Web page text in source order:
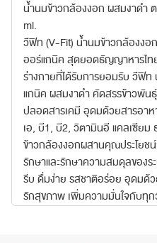
น้ำนมข้าวกล้องงอก ผสมงาดำ
ml.
วีฟิท (V-Fit) นํ้านมข้าวกล้องง
ออร์แกนิค สุดยอดธัญญาหารไท
ร่างกายที่ได้รับการยอมรับ วีฟิ
แกนิค ผสมงาดำ คัดสรรข้าวพั
ปลอดสารเคมี อุดมด้วยสารอา
เอ, บี1, บี2, วิตามินอี แคลเซียม
ข้าวกล้องงอกผสานคุณประโยช
รักษาและรักษาความสมดุลของ
รีบ ดื่มง่าย รสชาติอร่อย อุดมด้
รักสุขภาพ เพิ่มความมั่นใจกับทุ